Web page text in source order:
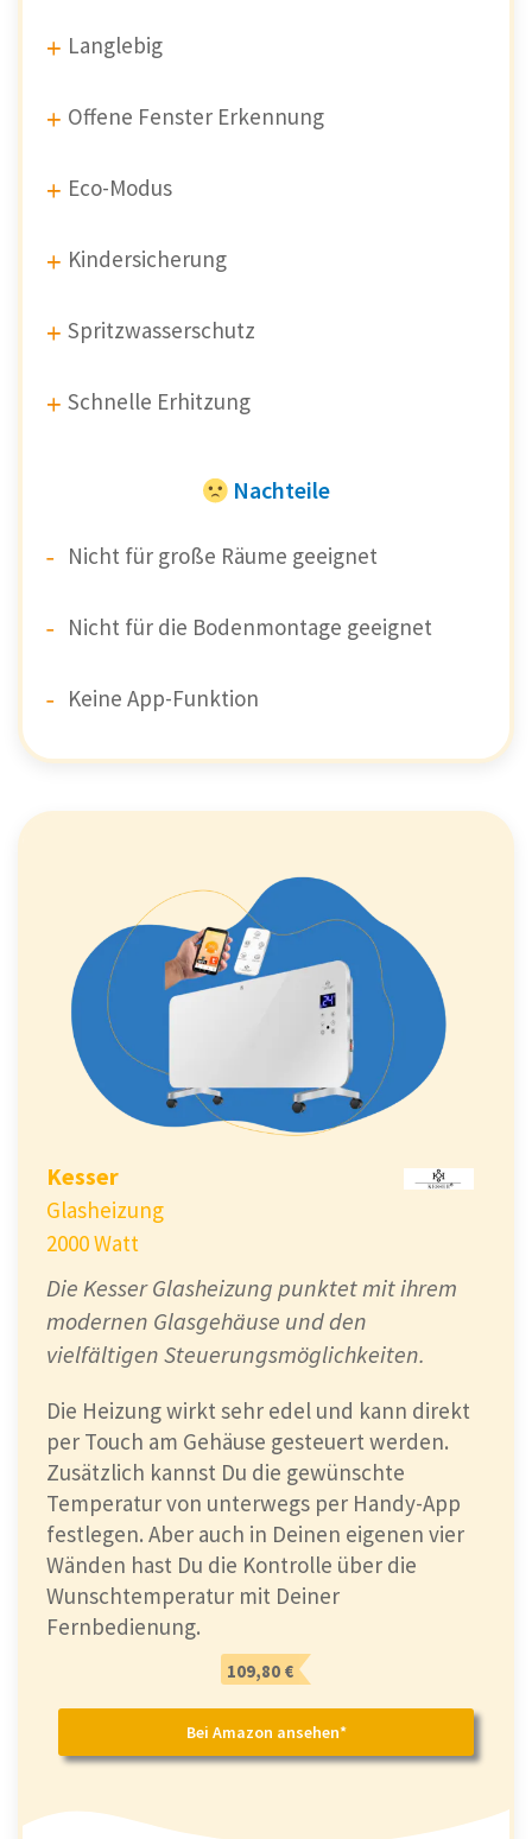
Langlebig
Offene Fenster Erkennung
Eco-Modus
Kindersicherung
Spritzwasserschutz
Schnelle Erhitzung
Nachteile
Nicht für große Räume geeignet
Nicht für die Bodenmontage geeignet
Keine App-Funktion
Kesser
Glasheizung
2000 Watt
Die Kesser Glasheizung punktet mit ihrem
modernen Glasgehäuse und den
vielfältigen Steuerungsmöglichkeiten.
Die Heizung wirkt sehr edel und kann direkt
per Touch am Gehäuse gesteuert werden.
Zusätzlich kannst Du die gewünschte
Temperatur von unterwegs per Handy-App
festlegen. Aber auch in Deinen eigenen vier
Wänden hast Du die Kontrolle über die
Wunschtemperatur mit Deiner
Fernbedienung.
109,80 €
Bei Amazon ansehen*